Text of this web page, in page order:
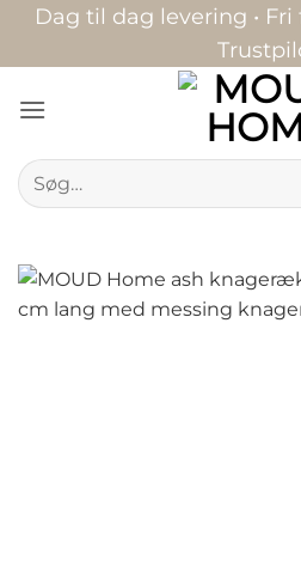
Fortsæt
indhold
Dag til dag levering • Fri
Søg
efter: